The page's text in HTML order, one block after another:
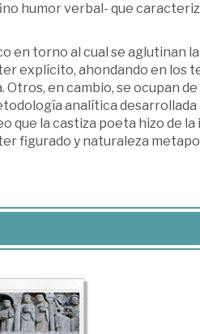
humor verbal- que
en torno al cual se aglutinan
explícito, ahondando en los
en cambio, se ocupan de
analítica
que la castiza poeta hizo de la
figurado y naturaleza